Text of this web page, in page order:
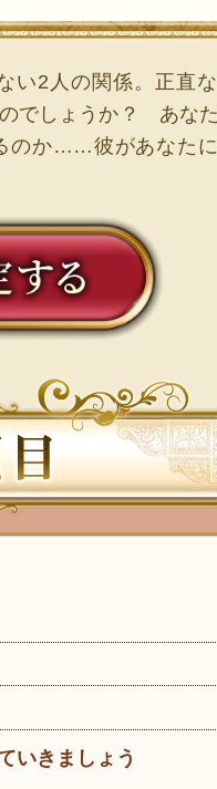
い2人の関係。正直
でしょうか？ あな
のか……彼があなたに
いきましょう